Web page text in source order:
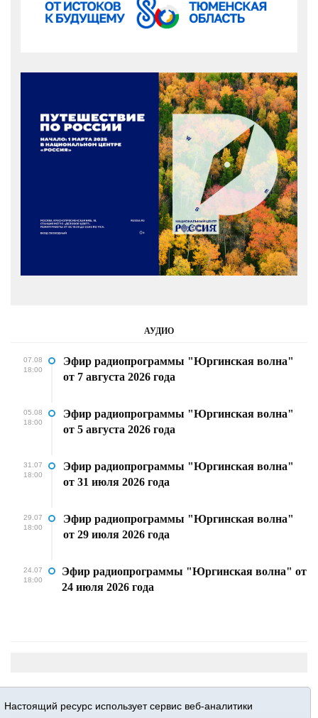
АУДИО
07.08
18:00
Эфир радиопрограммы "Юргинская волна"
от 7 августа 2026 года
05.08
18:00
Эфир радиопрограммы "Юргинская волна"
от 5 августа 2026 года
31.07
18:00
Эфир радиопрограммы "Юргинская волна"
от 31 июля 2026 года
29.07
18:00
Эфир радиопрограммы "Юргинская волна"
от 29 июля 2026 года
24.07
18:00
Эфир радиопрограммы "Юргинская волна" от
24 июля 2026 года
Настоящий ресурс использует сервис веб-аналитики